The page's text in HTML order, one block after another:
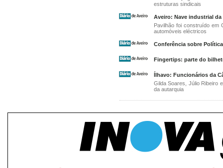
estruturas sindicais
Aveiro: Nave industrial
Pavilhão foi construído em
automóveis eléctricos
Conferência sobre
Fingertips: parte do
Ílhavo: Funcionários da
Gilda Soares, Júlio Ribeiro
da autarquia